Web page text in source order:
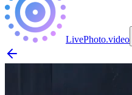
LivePhoto.video